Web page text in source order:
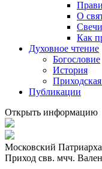
О
Как
Духовное чтение
Богословие
История
Приходская
Публикации
Открыть информацию
Московский
Приход свв. мчч.